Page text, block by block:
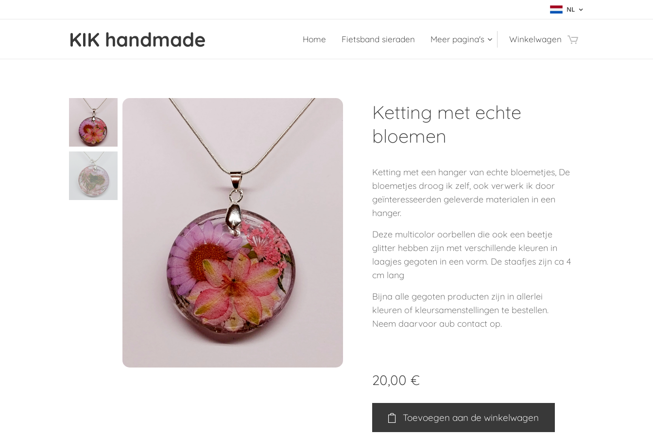
NL
KIK handmade Home Fietsband sieraden Meer pagina's Winkelwagen
Ketting met echte
bloemen
Ketting met een hanger van echte bloemetjes, De
bloemetjes droog ik zelf, ook verwerk ik door
geïnteresseerden geleverde materialen in een
hanger.
Deze multicolor oorbellen die ook een beetje
glitter hebben zijn met verschillende kleuren in
laagjes gegoten in een vorm. De staafjes zijn ca 4
cm lang
Bijna alle gegoten producten zijn in allerlei
kleuren of kleursamenstellingen te bestellen.
Neem daarvoor aub contact op.
20,00 €
Toevoegen aan de winkelwagen